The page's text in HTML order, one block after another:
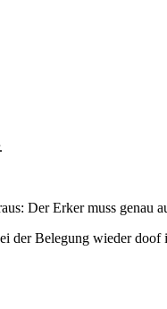
Der Erker muss genau
der Belegung wieder doof